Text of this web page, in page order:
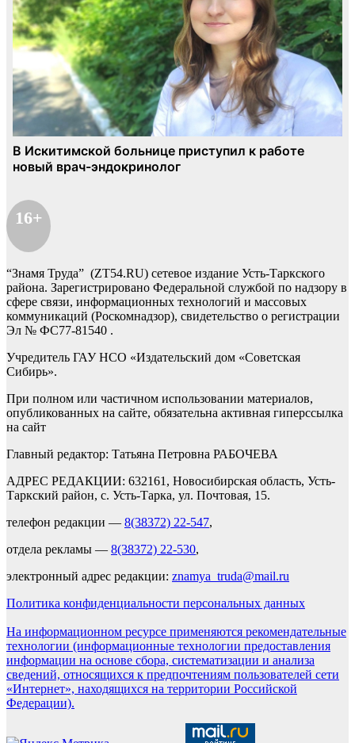
16+
“Знамя Труда” (ZT54.RU) сетевое издание Усть-Таркского
района. Зарегистрировано Федеральной службой по надзору в
сфере связи, информационных технологий и массовых
коммуникаций (Роскомнадзор), свидетельство о регистрации
Эл № ФС77-81540 .
Учредитель ГАУ НСО «Издательский дом «Советская
Сибирь».
При полном или частичном использовании материалов,
опубликованных на сайте, обязательна активная гиперссылка
на сайт
Главный редактор: Татьяна Петровна РАБОЧЕВА
АДРЕС РЕДАКЦИИ: 632161, Новосибирская область, Усть-
Таркский район, с. Усть-Тарка, ул. Почтовая, 15.
телефон редакции — 8(38372) 22-547,
отдела рекламы — 8(38372) 22-530,
электронный адрес редакции: znamya_truda@mail.ru
Политика конфиденциальности персональных данных
На информационном ресурсе применяются рекомендательные
технологии (информационные технологии предоставления
информации на основе сбора, систематизации и анализа
сведений, относящихся к предпочтениям пользователей сети
«Интернет», находящихся на территории Российской
Федерации).